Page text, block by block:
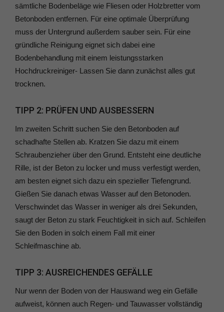
sämtliche Bodenbeläge wie Fliesen oder Holzbretter vom
Betonboden entfernen. Für eine optimale Überprüfung
muss der Untergrund außerdem sauber sein. Für eine
gründliche Reinigung eignet sich dabei eine
Bodenbehandlung mit einem leistungsstarken
Hochdruckreiniger- Lassen Sie dann zunächst alles gut
trocknen.
TIPP 2: PRÜFEN UND AUSBESSERN
Im zweiten Schritt suchen Sie den Betonboden auf
schadhafte Stellen ab. Kratzen Sie dazu mit einem
Schraubenzieher über den Grund. Entsteht eine deutliche
Rille, ist der Beton zu locker und muss verfestigt werden,
am besten eignet sich dazu ein spezieller Tiefengrund.
Gießen Sie danach etwas Wasser auf den Betonoden.
Verschwindet das Wasser in weniger als drei Sekunden,
saugt der Beton zu stark Feuchtigkeit in sich auf. Schleifen
Sie den Boden in solch einem Fall mit einer
Schleifmaschine ab.
TIPP 3: AUSREICHENDES GEFÄLLE
Nur wenn der Boden von der Hauswand weg ein Gefälle
aufweist, können auch Regen- und Tauwasser vollständig